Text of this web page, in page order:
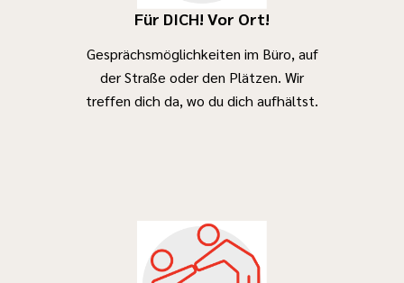
Für DICH! Vor Ort!
Gesprächsmöglichkeiten im Büro, auf
der Straße oder den Plätzen. Wir
treffen dich da, wo du dich aufhältst.